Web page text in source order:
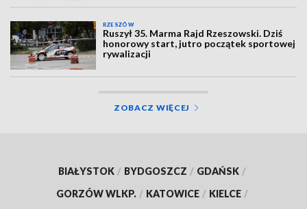
RZESZÓW
Ruszył 35. Marma Rajd Rzeszowski. Dziś
honorowy start, jutro początek sportowej
rywalizacji
ZOBACZ WIĘCEJ
BIAŁYSTOK / BYDGOSZCZ / GDAŃSK /
GORZÓW WLKP. / KATOWICE / KIELCE /